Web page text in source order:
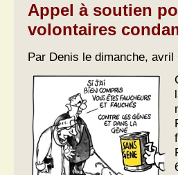
Appel à soutien
volontaires
Par Denis le dimanche, avril